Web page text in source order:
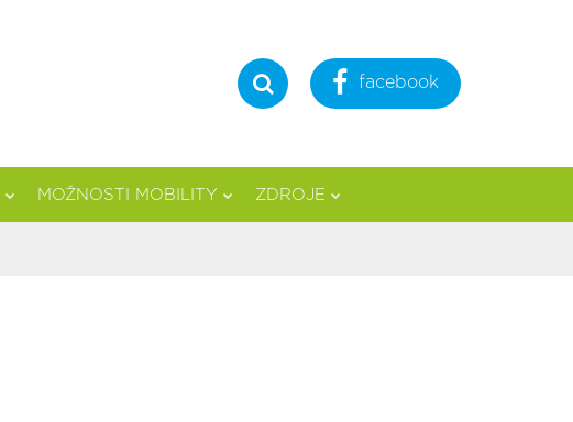
Hledat facebook
MOŽNOSTI MOBILITY ZDROJE